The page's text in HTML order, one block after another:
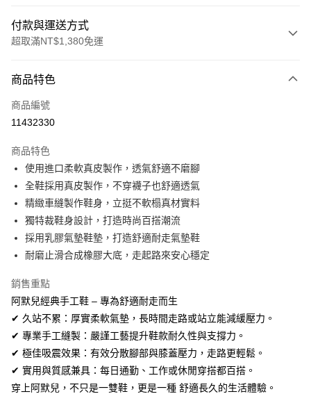
付款與運送方式
超取滿NT$1,380免運
信用卡一次付款
信用卡分期付款
合作金庫商業銀行
華南商業銀行
彰化商業銀行
上海商業儲蓄銀行
台北富邦商業銀行
國泰世華商業銀行
兆豐國際商業銀行
臺灣中小企業銀行
台中商業銀行
匯豐（台灣）商業銀行
華泰商業銀行
聯邦商業銀行
遠東國際商業銀行
元大商業銀行
永豐商業銀行
台新國際商業銀行
台灣樂天信用卡公司
超商取貨付款
LINE Pay
Apple Pay
街口支付
Google Pay
全盈+PAY
AFTEE先享後付
相關說明
【關於「AFTEE先享後付」】
AFTEE先享後付是「在收到商品之後才付款」的支付方式。 讓您購物簡單
ATM付款
商品特色
商品編號
11432330
商品特色
使用進口柔軟真皮製作，透氣舒適不磨腳
全鞋採用真皮製作，不穿襪子也舒適透氣
精緻車縫製作鞋身，立挺不軟榻真材實料
獨特裁鞋身設計，打造時尚百搭潮流
採用乳膠氣墊鞋墊，打造舒適耐走氣墊鞋
耐磨止滑合成橡膠大底，走起路來安心穩定
銷售重點
阿默兒經典手工鞋 – 專為舒適耐走而生
✔ 久站不累：厚實柔軟氣墊，長時間走路或站立能減緩壓力。
✔ 專業手工縫製：嚴謹工藝提升鞋款耐久性與支撐力。
✔ 極佳吸震效果：有效分散腳部與膝蓋壓力，走路更輕鬆。
✔ 實用與質感兼具：每日通勤、工作或休閒穿搭都百搭。
穿上阿默兒，不只是一雙鞋，更是一種 舒適長久的生活體驗。